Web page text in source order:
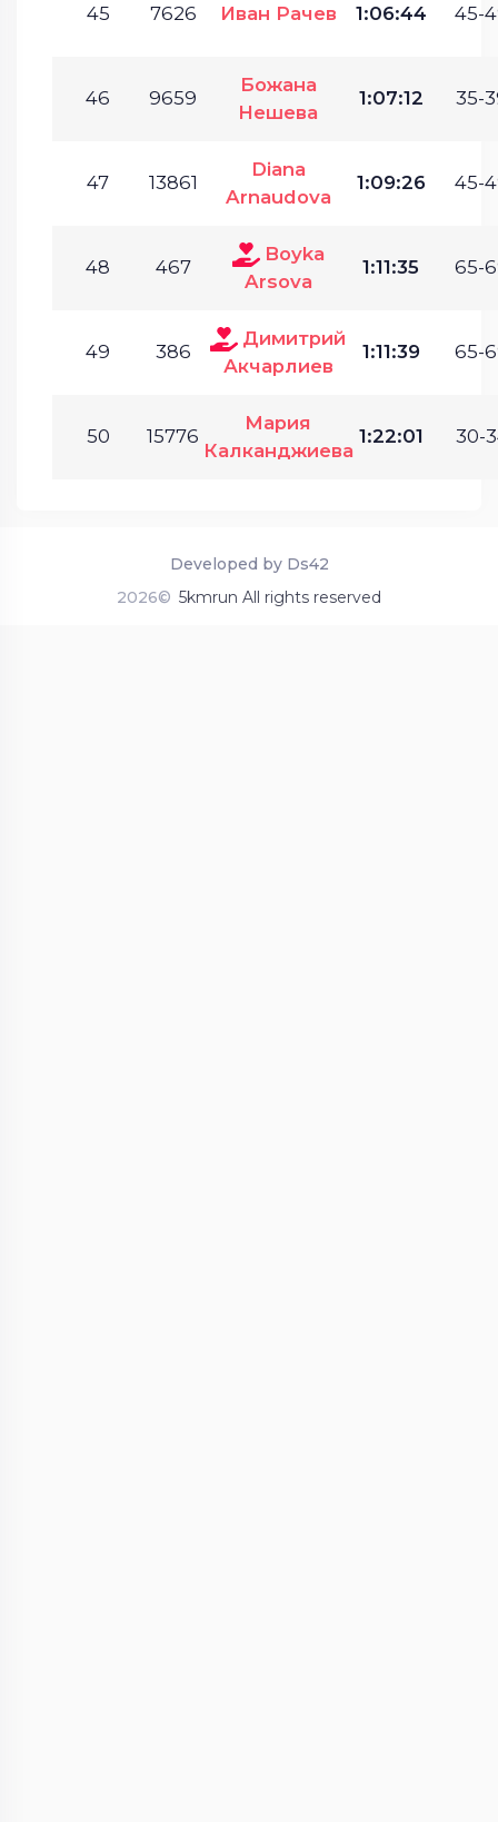
45 7626 Иван Рачев 1:06:44 45-
46 9659
Божана
Нешева
1:07:12 35-
47 13861
Diana
Arnaudova
1:09:26 45-
48 467
Boyka
Arsova
1:11:35 65-
49 386
Димитрий
Акчарлиев
1:11:39 65-
50 15776
Мария
Калканджиева
1:22:01 30-
2026© 5kmrun All rights reserved
Developed by Ds42